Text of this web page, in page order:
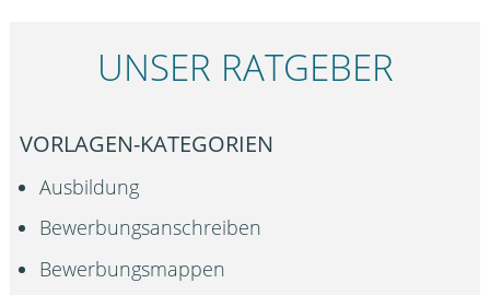
UNSER RATGEBER
VORLAGEN-KATEGORIEN
Ausbildung
Bewerbungsanschreiben
Bewerbungsmappen